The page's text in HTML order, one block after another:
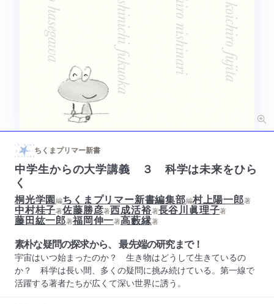
ちくまプリマー新書
中学生からの大学講義 ３ 科学は未来をひら
く
桐光学園編ちくまプリマー新書編集部編村上陽一郎著
中村桂子著佐藤勝彦著西成活裕著長谷川眞理子著
藤田紘一郎著福岡伸一著高藪縁著
素朴な疑問の探求から、 最先端の研究まで！
宇宙はいつ始まったのか？ 生き物はどうして生きているの
か？ 科学は長い間、多くの疑問に挑み続けている。第一線で
活躍する著者たちが広くて深い世界に誘う。